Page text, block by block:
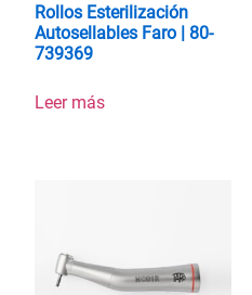
Rollos Esterilización
Autosellables Faro | 80-
739369
Leer más